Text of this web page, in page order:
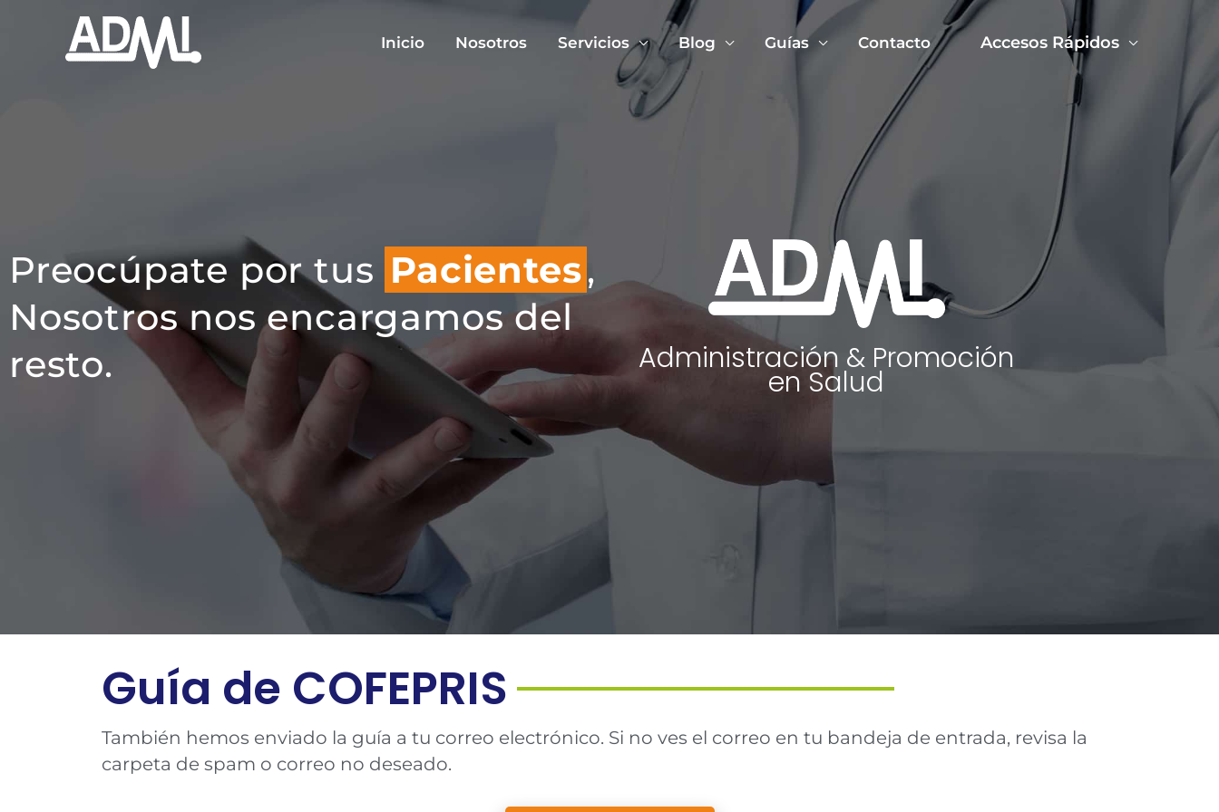
contenido
Inicio Nosotros Servicios Blog Guías Contacto Accesos Rápidos
Preocúpate por tus Pacientes,
Nosotros nos encargamos del
resto.
Administración & Promoción
en Salud
Guía de COFEPRIS
También hemos enviado la guía a tu correo electrónico. Si no ves el correo en tu bandeja de entrada, revisa la
carpeta de spam o correo no deseado.